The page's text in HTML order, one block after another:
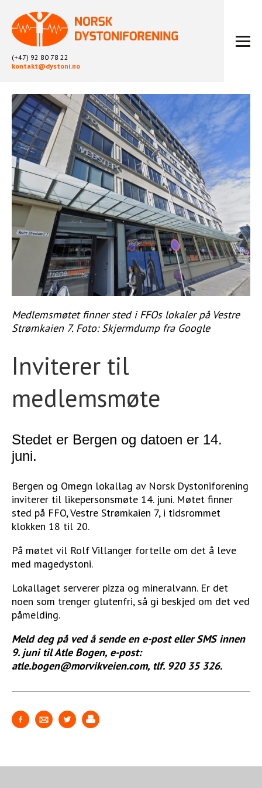
(+47) 92 80 78 22
kontakt@dystoni.no
HJEM
ARTIKLER
LOKALLAG
LIKEPERSONARBEID
OM OSS
BLI MEDLEM
KONTAKT
KALENDER
FYSIOTERAPI
STØTT VÅRT ARBEID
Medlemsmøtet finner sted i FFOs lokaler på Vestre
Strømkaien 7. Foto: Skjermdump fra Google
Inviterer til
medlemsmøte
Stedet er Bergen og datoen er 14.
juni.
Bergen og Omegn lokallag av Norsk Dystoniforening
inviterer til likepersonsmøte 14. juni. Møtet finner
sted på FFO, Vestre Strømkaien 7, i tidsrommet
klokken 18 til 20.
På møtet vil Rolf Villanger fortelle om det å leve
med magedystoni.
Lokallaget serverer pizza og mineralvann. Er det
noen som trenger glutenfri, så gi beskjed om det ved
påmelding.
Meld deg på ved å sende en e-post eller SMS innen
9. juni til Atle Bogen, e-post:
atle.bogen@morvikveien.com, tlf. 920 35 326.